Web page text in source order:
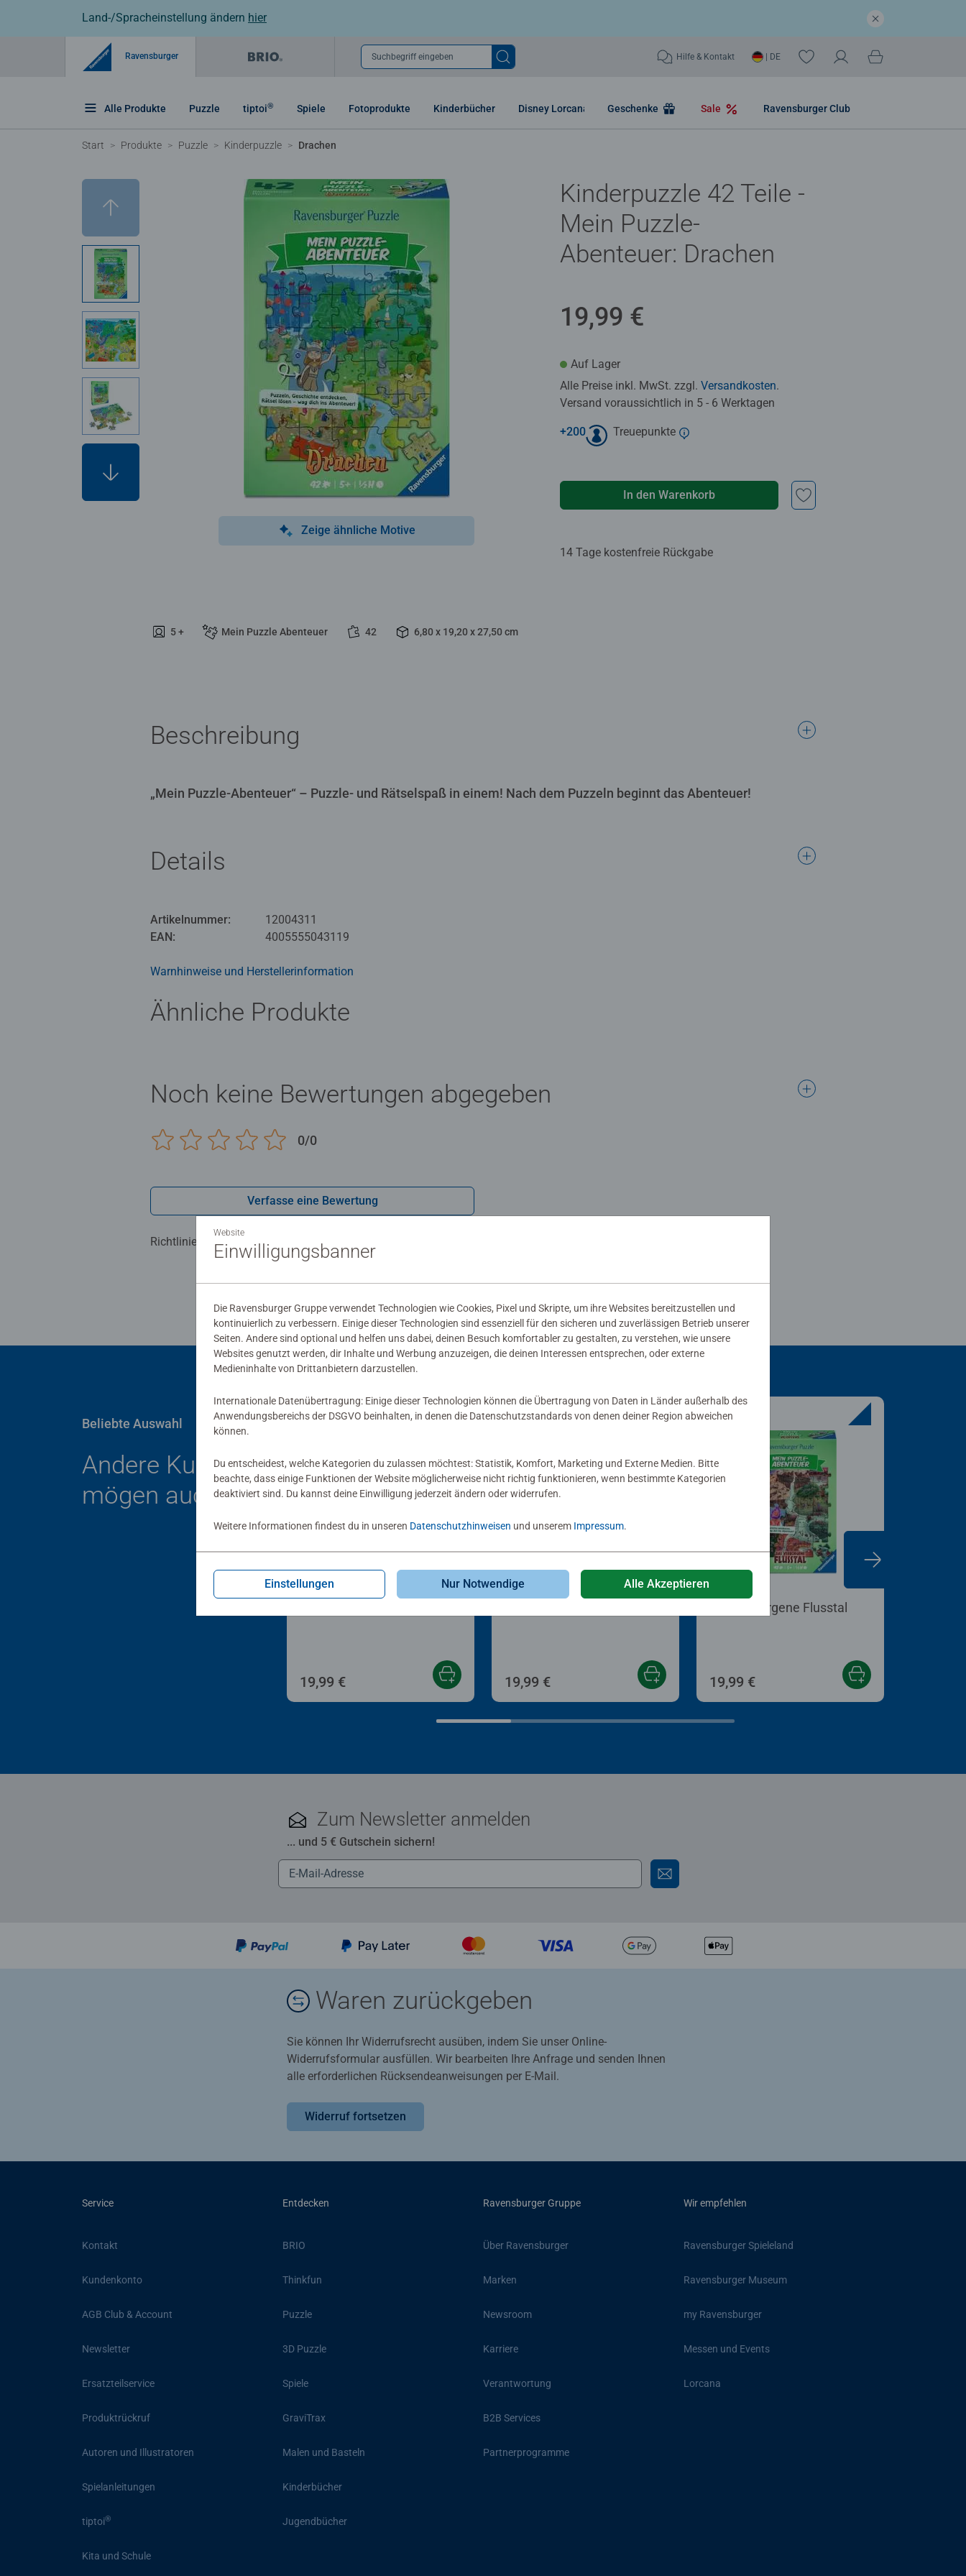
Land-/Spracheinstellung ändern hier
Ravensburger Suchbegriff eingeben Hilfe & Kontakt | DE
Alle Produkte Puzzle tiptoi® Spiele Fotoprodukte Kinderbücher Disney Lorcana Geschenke Sale Ravensburger Club
Start Produkte Puzzle Kinderpuzzle Drachen
Zeige ähnliche Motive
5 + Mein Puzzle Abenteuer 42 6,80 x 19,20 x 27,50 cm
Kinderpuzzle 42 Teile -
Mein Puzzle-
Abenteuer: Drachen
19,99 €
Auf Lager
Alle Preise inkl. MwSt. zzgl. Versandkosten.
Versand voraussichtlich in 5 - 6 Werktagen
+200 Treuepunkte
In den Warenkorb
14 Tage kostenfreie Rückgabe
Beschreibung
„Mein Puzzle-Abenteuer“ – Puzzle- und Rätselspaß in einem! Nach dem Puzzeln beginnt das Abenteuer!
Details
Artikelnummer:
12004311
EAN:
4005555043119
Warnhinweise und Herstellerinformation
Ähnliche Produkte
Noch keine Bewertungen abgegeben
0/0
Verfasse eine Bewertung
Richtlinien für Bewertungen
Beliebte Auswahl
Andere Kunden
mögen auch
Kinderpuzzle
19,99 €
Kinderpuzzle
19,99 €
Das verborgene Flusstal
Kinderpuzzle
19,99 €
Zum Newsletter anmelden
... und 5 € Gutschein sichern!
Waren zurückgeben
Sie können Ihr Widerrufsrecht ausüben, indem Sie unser Online-
Widerrufsformular ausfüllen. Wir bearbeiten Ihre Anfrage und senden Ihnen
alle erforderlichen Rücksendeanweisungen per E-Mail.
Widerruf fortsetzen
Service
Kontakt
Kundenkonto
AGB Club & Account
Newsletter
Ersatzteilservice
Produktrückruf
Autoren und Illustratoren
Spielanleitungen
tiptoi®
Kita und Schule
Entdecken
BRIO
Thinkfun
Puzzle
3D Puzzle
Spiele
GraviTrax
Malen und Basteln
Kinderbücher
Jugendbücher
Ravensburger Gruppe
Über Ravensburger
Marken
Newsroom
Karriere
Verantwortung
B2B Services
Partnerprogramme
Wir empfehlen
Ravensburger Spieleland
Ravensburger Museum
my Ravensburger
Messen und Events
Lorcana
Website
Einwilligungsbanner
Die Ravensburger Gruppe verwendet Technologien wie Cookies, Pixel und Skripte, um ihre Websites bereitzustellen und
kontinuierlich zu verbessern. Einige dieser Technologien sind essenziell für den sicheren und zuverlässigen Betrieb unserer
Seiten. Andere sind optional und helfen uns dabei, deinen Besuch komfortabler zu gestalten, zu verstehen, wie unsere
Websites genutzt werden, dir Inhalte und Werbung anzuzeigen, die deinen Interessen entsprechen, oder externe
Medieninhalte von Drittanbietern darzustellen.
Internationale Datenübertragung: Einige dieser Technologien können die Übertragung von Daten in Länder außerhalb des
Anwendungsbereichs der DSGVO beinhalten, in denen die Datenschutzstandards von denen deiner Region abweichen
können.
Du entscheidest, welche Kategorien du zulassen möchtest: Statistik, Komfort, Marketing und Externe Medien. Bitte
beachte, dass einige Funktionen der Website möglicherweise nicht richtig funktionieren, wenn bestimmte Kategorien
deaktiviert sind. Du kannst deine Einwilligung jederzeit ändern oder widerrufen.
Weitere Informationen findest du in unseren Datenschutzhinweisen und unserem Impressum.
Einstellungen Nur Notwendige Alle Akzeptieren